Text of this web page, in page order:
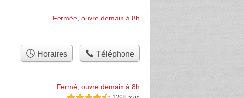
Fermée, ouvre demain à 8h
Horaires Téléphone
Fermé, ouvre demain à 8h